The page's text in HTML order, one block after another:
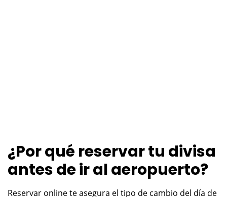
¿Por qué reservar tu divisa
antes de ir al aeropuerto?
Reservar online te asegura el tipo de cambio del día de